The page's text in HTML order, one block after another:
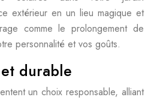
extérieur en un lieu magique et
comme le prolongement de
personnalité et vos goûts.
durable
un choix responsable, alliant